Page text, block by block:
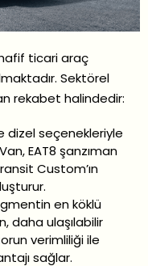
ticari araç
Sektörel
rekabet halindedir:
dizel seçenekleriyle
EAT8 şanzıman
Custom’ın
en köklü
daha ulaşılabilir
verimliliği ile
sağlar.